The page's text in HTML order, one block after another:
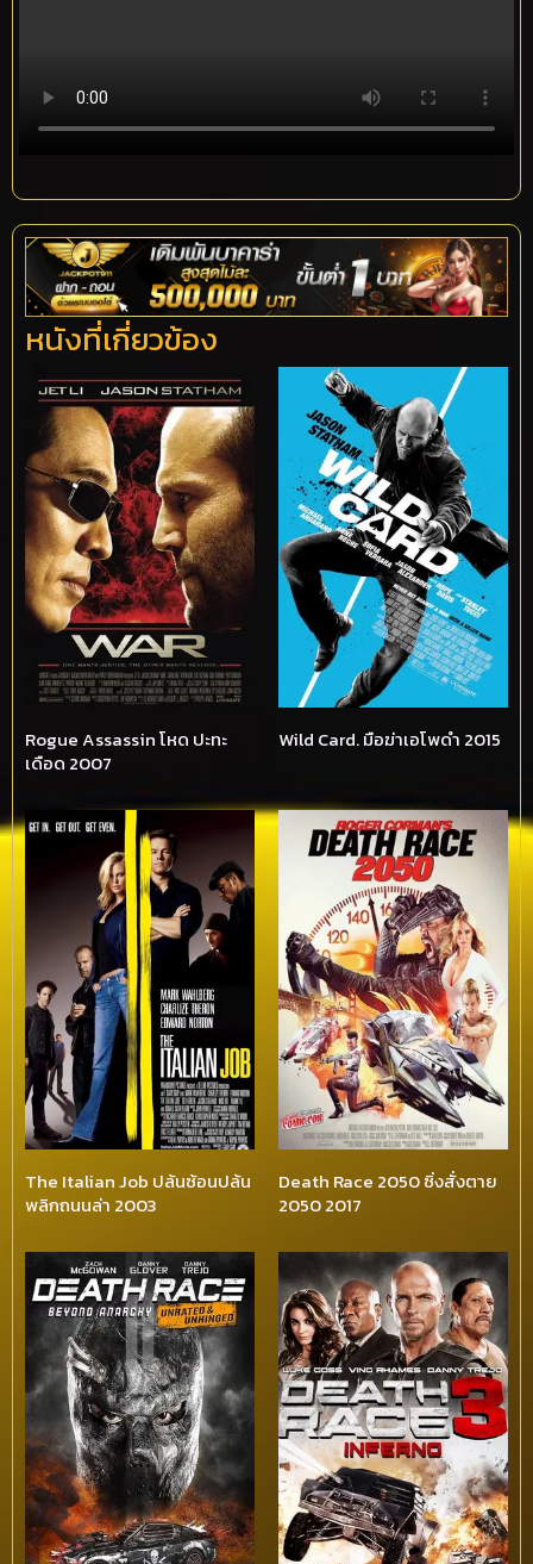
หนังที่เกี่ยวข้อง
Rogue Assassin โหด ปะทะ
เดือด 2007
Wild Card. มือฆ่าเอโพดำ 2015
The Italian Job ปล้นซ้อนปล้น
พลิกถนนล่า 2003
Death Race 2050 ซิ่งสั่งตาย
2050 2017